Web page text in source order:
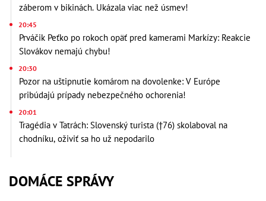
záberom v bikinách. Ukázala viac než úsmev!
20:45
Prváčik Peťko po rokoch opäť pred kamerami Markízy: Reakcie
Slovákov nemajú chybu!
20:30
Pozor na uštipnutie komárom na dovolenke: V Európe
pribúdajú prípady nebezpečného ochorenia!
20:01
Tragédia v Tatrách: Slovenský turista (†76) skolaboval na
chodníku, oživiť sa ho už nepodarilo
DOMÁCE SPRÁVY